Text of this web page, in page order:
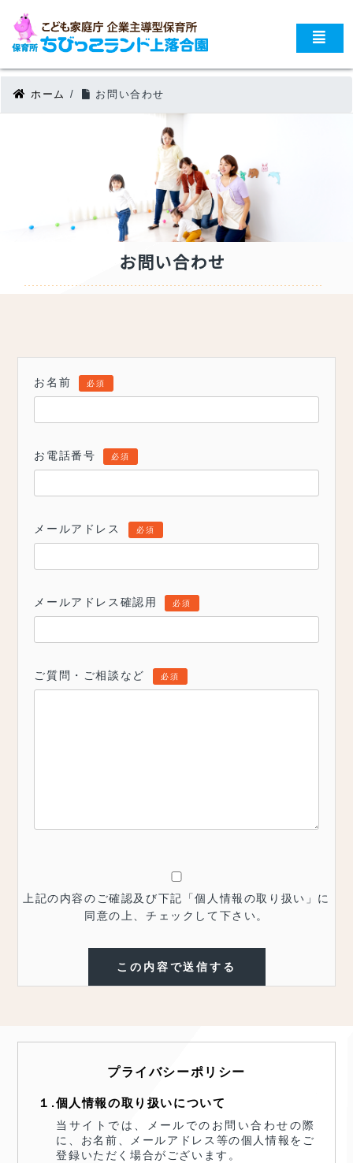
ホーム / お問い合わせ
お問い合わせ
お名前 必須
お電話番号 必須
メールアドレス 必須
メールアドレス確認用 必須
ご質問・ご相談など 必須
上記の内容のご確認及び下記「個人情報の取り扱い」に
同意の上、チェックして下さい。
プライバシーポリシー
１.個人情報の取り扱いについて
当サイトでは、メールでのお問い合わせの際
に、お名前、メールアドレス等の個人情報をご
登録いただく場合がございます。